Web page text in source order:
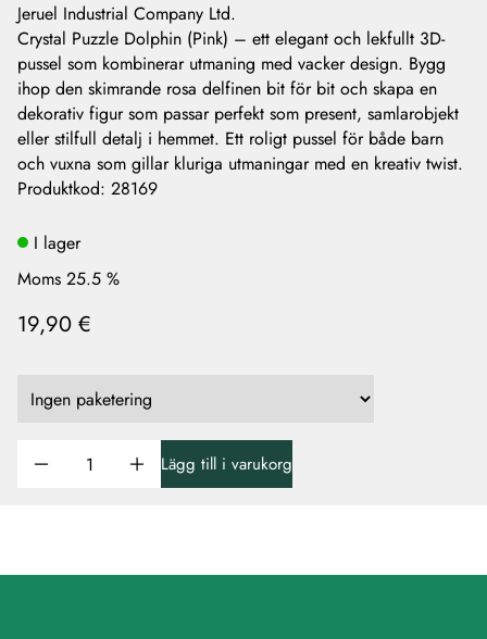
Jeruel Industrial Company Ltd.
Crystal Puzzle Dolphin (Pink) – ett elegant och lekfullt 3D-
pussel som kombinerar utmaning med vacker design. Bygg
ihop den skimrande rosa delfinen bit för bit och skapa en
dekorativ figur som passar perfekt som present, samlarobjekt
eller stilfull detalj i hemmet. Ett roligt pussel för både barn
och vuxna som gillar kluriga utmaningar med en kreativ twist.
Produktkod: 28169
I lager
Moms 25.5 %
19,90 €
Lägg till i varukorg